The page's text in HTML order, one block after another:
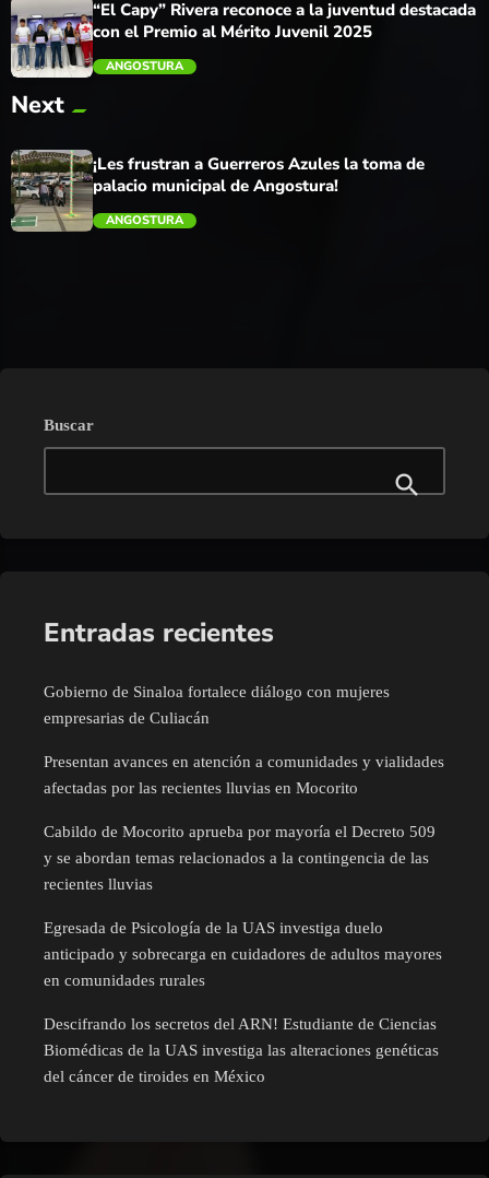
trending_flat
“El Capy” Rivera reconoce a la juventud destacada
con el Premio al Mérito Juvenil 2025
ANGOSTURA
Next
¡Les frustran a Guerreros Azules la toma de
palacio municipal de Angostura!
ANGOSTURA
Buscar
Entradas recientes
Gobierno de Sinaloa fortalece diálogo con mujeres
empresarias de Culiacán
Presentan avances en atención a comunidades y vialidades
afectadas por las recientes lluvias en Mocorito
Cabildo de Mocorito aprueba por mayoría el Decreto 509
y se abordan temas relacionados a la contingencia de las
recientes lluvias
Egresada de Psicología de la UAS investiga duelo
anticipado y sobrecarga en cuidadores de adultos mayores
en comunidades rurales
Descifrando los secretos del ARN! Estudiante de Ciencias
Biomédicas de la UAS investiga las alteraciones genéticas
del cáncer de tiroides en México